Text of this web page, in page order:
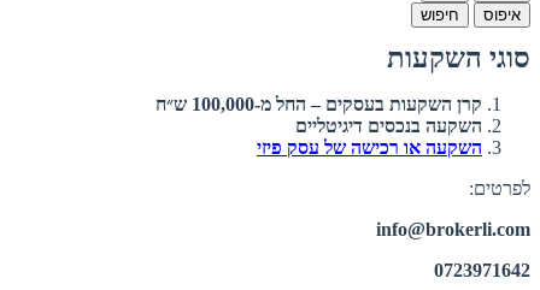
איפוס
חיפוש
סוגי השקעות
קרן השקעות בעסקים – החל מ-100,000 ש״ח
השקעה בנכסים דיגיטליים
השקעה או רכישה של עסק פיזי
לפרטים:
info@brokerli.com
0723971642